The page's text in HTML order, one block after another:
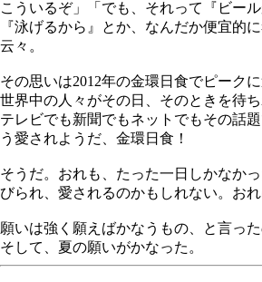
こういるぞ」「でも、それって『ビー
『泳げるから』とか、なんだか便宜的
云々。
その思いは2012年の金環日食でピーク
世界中の人々がその日、そのときを待ち
テレビでも新聞でもネットでもその話
う愛されようだ、金環日食！
そうだ。おれも、たった一日しかなか
びられ、愛されるのかもしれない。おれ
願いは強く願えばかなうもの、と言った
そして、夏の願いがかなった。